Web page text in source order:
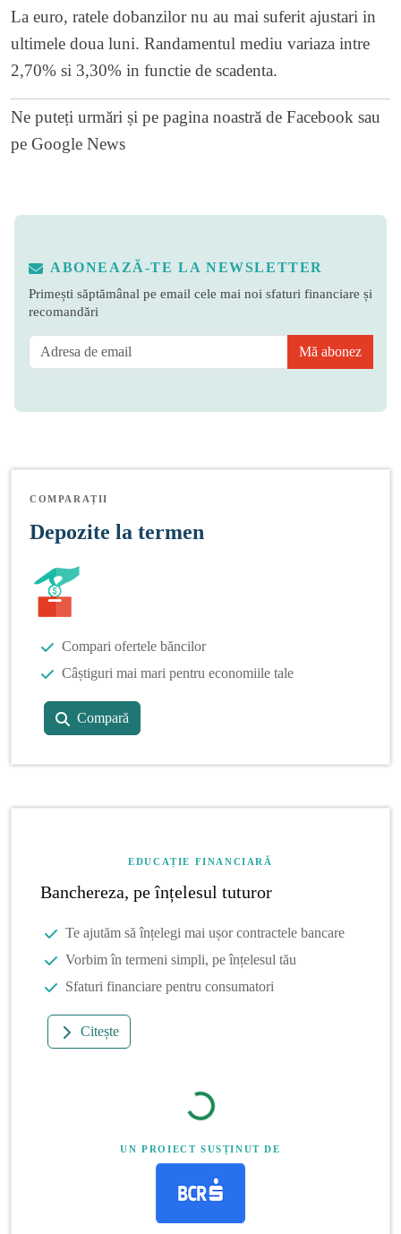
La euro, ratele dobanzilor nu au mai suferit ajustari in
ultimele doua luni. Randamentul mediu variaza intre
2,70% si 3,30% in functie de scadenta.
Ne puteți urmări și pe pagina noastră de Facebook sau
pe Google News
ABONEAZĂ-TE LA NEWSLETTER
Primești săptămânal pe email cele mai noi sfaturi financiare și
recomandări
Mă abonez
COMPARAȚII
Depozite la termen
Compari ofertele băncilor
Câștiguri mai mari pentru economiile tale
Compară
EDUCAȚIE FINANCIARĂ
Banchereza, pe înțelesul tuturor
Te ajutăm să înțelegi mai ușor contractele bancare
Vorbim în termeni simpli, pe înțelesul tău
Sfaturi financiare pentru consumatori
Citește
UN PROIECT SUSȚINUT DE